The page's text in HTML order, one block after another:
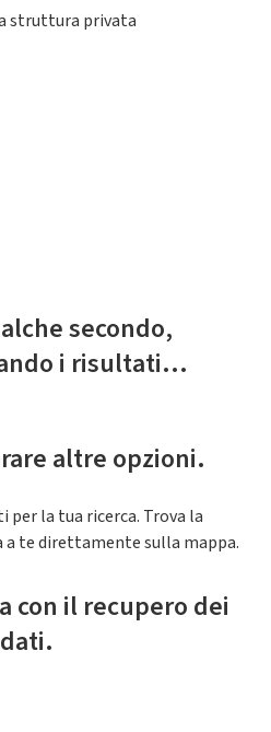
struttura privata
secondo,
i risultati...
altre opzioni.
la tua ricerca. Trova la
a te direttamente sulla mappa.
con il recupero dei
dati.